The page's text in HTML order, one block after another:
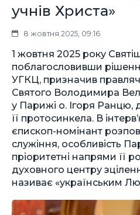
учнів Христа»
8 жовтня 2025, 09:16
1 жовтня 2025 року
поблагословивши
УГКЦ, призначив
Святого Володимира
у Парижі о. Ігоря Ранцю,
її протосинкела. В
єпископ-номінант
служіння, особливість
пріоритетні напрями її
духовного центру
називає «українським